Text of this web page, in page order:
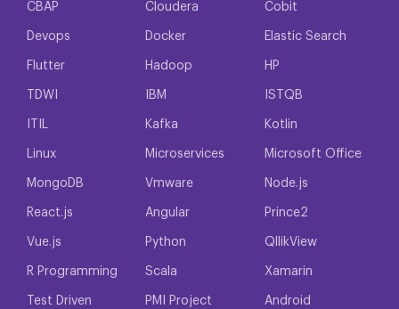
CBAP Cloudera Cobit
Devops Docker Elastic Search
Flutter Hadoop HP
TDWI IBM ISTQB
ITIL Kafka Kotlin
Linux Microservices Microsoft Office
MongoDB Vmware Node.js
React.js Angular Prince2
Vue.js Python QllikView
R Programming Scala Xamarin
Test Driven
PMI Project
Android